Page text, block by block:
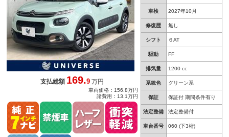
車検 2027年10月
修復歴 無し
シフト ６AT
駆動 FF
排気量 1200 cc
系統色 グリーン系
保証 保証付 期間条件有り
法定整備 法定整備付
車台番号 060 (下3桁)
支払総額169.9 万円
車両価格：156.8万円
諸費用：13.1万円